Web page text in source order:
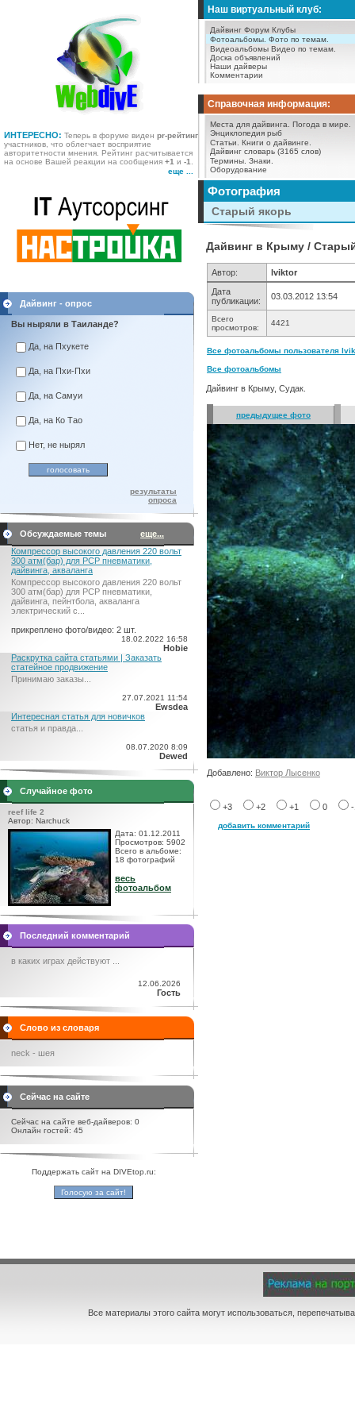
ИНТЕРЕСНО: Теперь в форуме виден pr-рейтинг
участников, что облегчает восприятие
авторитетности мнения. Рейтинг расчитывается
на основе Вашей реакции на сообщения +1 и -1
еще ...
Наш виртуальный клуб:
Дайвинг Форум Клубы
Фотоальбомы. Фото по темам.
Видеоальбомы Видео по темам.
Доска объявлений
Наши дайверы
Комментарии
Справочная информация:
Места для дайвинга.
Погода в мире.
Энциклопедия рыб
Статьи.
Книги о дайвинге.
Дайвинг словарь (3165 слов)
Термины. Знаки.
Оборудование
Дайвинг - опрос
Вы ныряли в Таиланде?
Да, на Пхукете
Да, на Пхи-Пхи
Да, на Самуи
Да, на Ко Тао
Нет, не нырял
результаты
опроса
Обсуждаемые темы
еще...
Компрессор высокого давления 220 вольт
300 атм(бар) для PCP пневматики,
дайвинга, акваланга
Компрессор высокого давления 220 вольт
300 атм(бар) для PCP пневматики,
дайвинга, пейнтбола, акваланга
электрический c...
прикреплено фото/видео: 2 шт.
18.02.2022 16:58
Hobie
Раскрутка сайта статьями | Заказать
статейное продвижение
Принимаю заказы...
27.07.2021 11:54
Ewsdea
Интересная статья для новичков
статья и правда...
08.07.2020 8:09
Dewed
Случайное фото
reef life 2
Автор: Narchuck
Дата: 01.12.2011
Просмотров: 5902
Всего в альбоме:
18 фотографий
весь
фотоальбом
Последний комментарий
в каких играх действуют ...
12.06.2026
Гость
Слово из словаря
neck - шея
Сейчас на сайте
Сейчас на сайте веб-дайверов: 0
Онлайн гостей: 45
Поддержать сайт на DIVEtop.ru:
Фотография
Старый якорь
Дайвинг в Крыму /
Автор:
lviktor
Дата
публикации:
03.03.2012 13:54
Всего
просмотров:
4421
Все фотоальбомы пользователя
Все фотоальбомы
Дайвинг в Крыму, Судак.
предыдущее фото
Добавлено: Виктор Лысенко
+3 +2 +1 0
добавить комментарий
Все материалы этого сайта могут использоваться,